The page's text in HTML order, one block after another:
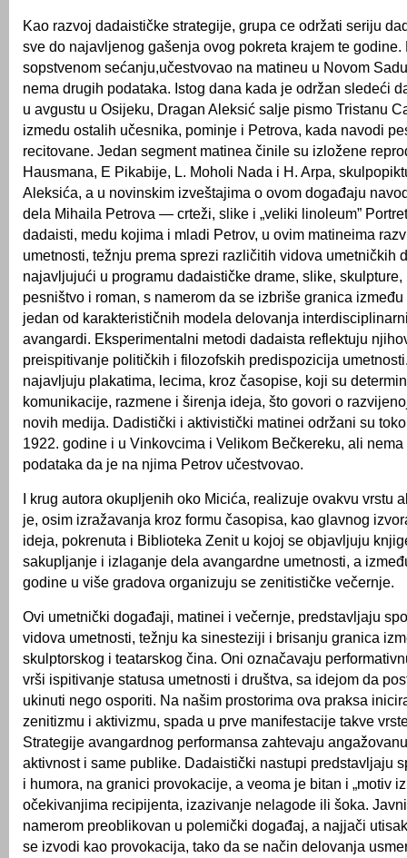
Kao razvoj dadaističke strategije, grupa ce održati seriju
sve do najavljenog gašenja ovog pokreta krajem te godine.
sopstvenom sećanju,učestvovao na matineu u Novom
nema drugih podataka. Istog dana kada je održan sledeći
u avgustu u Osijeku, Dragan Aleksić salje pismo Tristanu
izmedu ostalih učesnika, pominje i Pe­trova, kada navodi
recitovane. Jedan segment matinea činile su izložene
Hausmana, E Pikabije, L. Moholi Nada i H. Arpa,
Aleksića, a u novinskim izveštajima o ovom događaju
dela Mihaila Petrova — crteži, slike i „veliki li­noleum”
dadaisti, medu kojima i mladi Petrov, u ovim matineima
umetnosti, težnju prema sprezi različitih vidova umetničkih
najavljujući u programu dadaističke drame, slike,
pesništvo i roman, s namerom da se izbriše granica
jedan od karakterističnih modela delovanja
avangardi. Eksperimentalni metodi dadaista reflektuju
preispitivanje političkih i filozofskih predispozicija
najavljuju plakatima, lecima, kroz časopise, koji su
komunikacije, razmene i širenja ideja, što govori o
novih medija. Dadistički i aktivistički matinei održani su
1922. godine i u Vinkovcima i Velikom Bečkereku, ali
podataka da je na njima Petrov učestvovao.
I krug autora okupljenih oko Micića, realizuje ovakvu vrstu
je, osim izražavanja kroz formu časopisa, kao glavnog
ideja, pokrenuta i Biblioteka Zenit u kojoj se objavljuju
sakupljanje i izlaganje dela avangardne umetnosti, a
godine u više gradova organizuju se zenitističke večernje.
Ovi umetnički događaji, matinei i večernje, predstavljaju
vidova umetnosti, težnju ka sinesteziji i brisanju granica
skulptorskog i teatarskog čina. Oni označavaju
vrši ispitivanje statusa umetnosti i društva, sa idejom da
ukinuti nego osporiti. Na našim prostorima ova praksa
zenitizmu i aktivizmu, spada u prve manifestacije takve
Strategije avangardnog performansa zahtevaju
aktivnost i same publike. Dadaistički nastupi predstavljaju
i humora, na granici provokacije, a veoma je bitan i „motiv
očekivanjima recipijenta, izazivanje nelagode ili šoka.
namerom preoblikovan u polemički događaj, a najjači
se izvodi kao provokacija, tako da se način delovanja